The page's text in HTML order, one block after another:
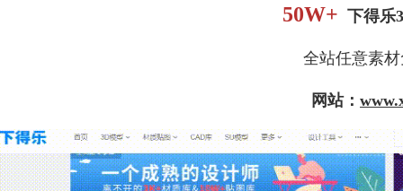
50W+ 下得乐
全站任意素
网站：